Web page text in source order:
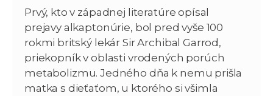
Prvý, kto v západnej literatúre opísal
prejavy alkaptonúrie, bol pred vyše 100
rokmi britský lekár Sir Archibal Garrod,
priekopník v oblasti vrodených porúch
metabolizmu. Jedného dňa k nemu prišla
matka s dieťaťom, u ktorého si všimla